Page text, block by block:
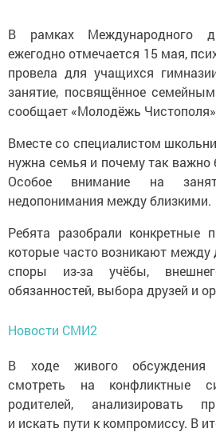
В рамках Международного
ежегодно отмечается 15 мая,
провела для учащихся
занятие, посвящённое
сообщает «Молодёжь
Вместе со специалистом
нужна семья и почему так важно
Особое внимание на
недопонимания между близкими.
Ребята разобрали конкретные
которые часто возникают между
споры из-за учёбы,
обязанностей, выбора друзей и
Новости СМИ2
В ходе живого обсуждения
смотреть на конфликтные
родителей, анализировать
и искать пути к компромиссу. В